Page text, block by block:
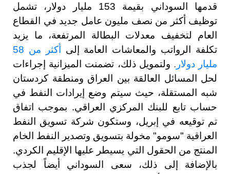
قدمها السوداني بقيمة 153 مليار دولار، تشمل
توظيف أكثر من نصف مليون عامل جديد في القطاع
العام لتخفيف معدلات البطالة المرتفعة، ما يزيد
تكلفة الرواتب والمعاشات العامة إلى
أكثر من 58
مليار دولار . ولتمويل ذلك، تضمنت الميزانية إجراءات
لحل المسائل العالقة بين العراق ومنطقة كردستان
شبه المستقلة، حيث سيتم وضع إيرادات النفط في
حساب تابع للبنك المركزي العراقي. بموجب اتفاق
تم توقيعه في إبريل، وستكون شركة تسويق النفط
العراقية "سومو" مخولة بتسويق وتصدير النفط الخام
المنتج من الحقول التي يسيطر عليها الإقليم الكردي.
بالإضافة إلى ذلك، سعى السوداني أيضاً لجذب